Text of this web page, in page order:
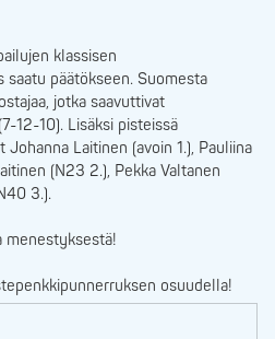
klassisen
päätökseen. Suomesta
jotka saavuttivat
12-10). Lisäksi pisteissä
Johanna Laitinen (avoin 1.), Pauliina
(N23 2.), Pekka Valtanen
3.).
menestyksestä!
osuudella!